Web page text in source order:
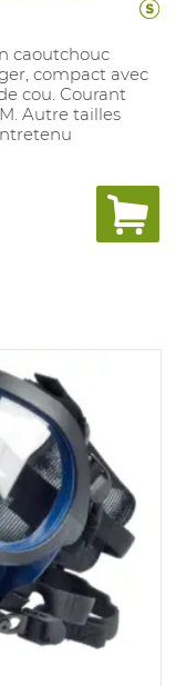
caoutchouc
compact avec
cou. Courant
Autre tailles